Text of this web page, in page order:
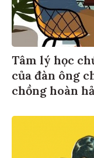
Tâm lý học
của đàn ông
chồng hoàn